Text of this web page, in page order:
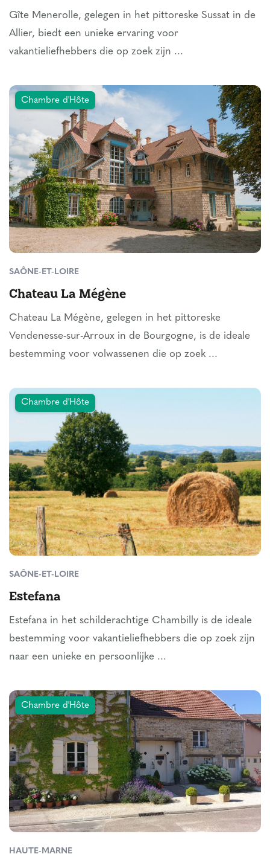
Gîte Menerolle, gelegen in het pittoreske Sussat in de
Allier, biedt een unieke ervaring voor
vakantieliefhebbers die op zoek zijn ...
Chambre d'Hôte
SAÔNE-ET-LOIRE
Chateau La Mégène
Chateau La Mégène, gelegen in het pittoreske
Vendenesse-sur-Arroux in de Bourgogne, is de ideale
bestemming voor volwassenen die op zoek ...
Chambre d'Hôte
SAÔNE-ET-LOIRE
Estefana
Estefana in het schilderachtige Chambilly is de ideale
bestemming voor vakantieliefhebbers die op zoek zijn
naar een unieke en persoonlijke ...
Chambre d'Hôte
HAUTE-MARNE